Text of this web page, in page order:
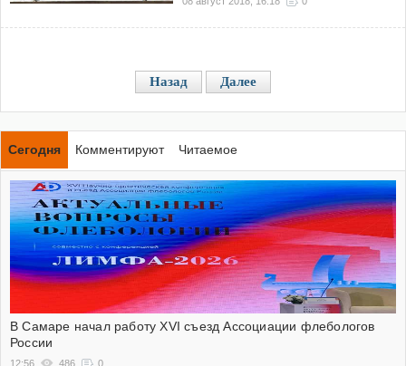
Назад Далее
Сегодня Комментируют Читаемое
В Самаре начал работу XVI съезд Ассоциации флебологов
России
12:56 486 0